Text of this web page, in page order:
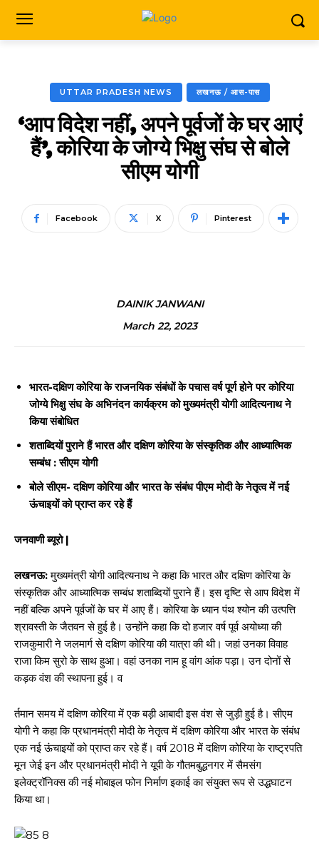
UTTAR PRADESH NEWS लखनऊ / आस-पास
‘आप विदेश नहीं, अपने पूर्वजों के घर आएं
हैं’, कोरिया के जोग्ये भिक्षु संघ से बोले
सीएम योगी
Facebook X Pinterest
DAINIK JANWANI
March 22, 2023
भारत-दक्षिण कोरिया के राजनयिक संबंधों के पचास वर्ष पूर्ण होने पर कोरिया
जोग्ये भिक्षु संघ के अभिनंदन कार्यक्रम को मुख्यमंत्री योगी आदित्यनाथ ने
किया संबोधित
शताब्दियों पुराने हैं भारत और दक्षिण कोरिया के संस्कृतिक और आध्यात्मिक
सम्बंध : सीएम योगी
बोले सीएम- दक्षिण कोरिया और भारत के संबंध पीएम मोदी के नेतृत्व में नई
ऊंचाइयों को प्राप्त कर रहे हैं
जनवाणी ब्यूरो |
लखनऊ:मुख्यमंत्री योगी आदित्यनाथ ने कहा कि भारत और दक्षिण कोरिया के
संस्कृतिक और आध्यात्मिक सम्बंध शताब्दियों पुराने हैं। इस दृष्टि से आप विदेश में
नहीं बल्कि अपने पूर्वजों के घर में आए हैं। कोरिया के ध्यान पंथ श्योन की उत्पत्ति
श्रावस्ती के जैतवन से हुई है। उन्होंने कहा कि दो हजार वर्ष पूर्व अयोध्या की
राजकुमारी ने जलमार्ग से दक्षिण कोरिया की यात्रा की थी। जहां उनका विवाह
राजा किम सुरो के साथ हुआ। वहां उनका नाम हू वांग आंक पड़ा। उन दोनों से
कड़क वंश की स्थापना हुई। व
र्तमान समय में दक्षिण कोरिया में एक बड़ी आबादी इस वंश से जुड़ी हुई है। सीएम
योगी ने कहा कि प्रधानमंत्री मोदी के नेतृत्व में दक्षिण कोरिया और भारत के संबंध
एक नई ऊंचाइयों को प्राप्त कर रहे हैं। वर्ष 2018 में दक्षिण कोरिया के राष्ट्रपति
मून जेई इन और प्रधानमंत्री मोदी ने यूपी के गौतमबुद्धनगर में सैमसंग
इलेक्ट्रॉनिक्स की नई मोबाइल फोन निर्माण इकाई का संयुक्त रूप से उद्धघाटन
किया था।